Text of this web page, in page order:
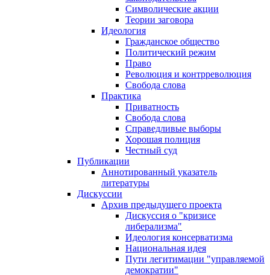
Символические акции
Теории заговора
Идеология
Гражданское общество
Политический режим
Право
Революция и контрреволюция
Свобода слова
Практика
Приватность
Свобода слова
Справедливые выборы
Хорошая полиция
Честный суд
Публикации
Аннотированный указатель
литературы
Дискуссии
Архив предыдущего проекта
Дискуссия о "кризисе
либерализма"
Идеология консерватизма
Национальная идея
Пути легитимации "управляемой
демократии"